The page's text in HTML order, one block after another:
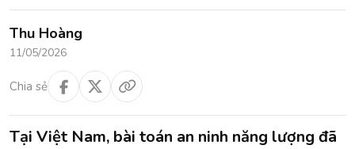
Thu Hoàng
11/05/2026
Chia sẻ
Tại Việt Nam, bài toán an ninh năng lượng đã